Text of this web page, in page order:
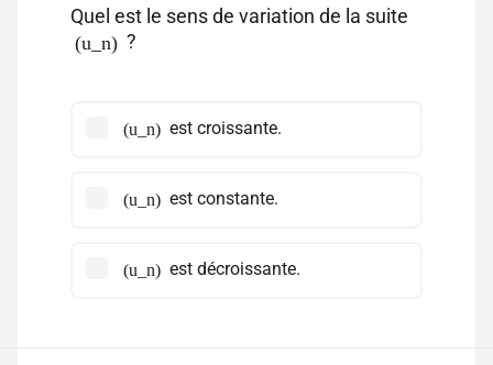
Quel est le sens de variation de la suite
(u_n) ?
(u_n) est croissante.
(u_n) est constante.
(u_n) est décroissante.